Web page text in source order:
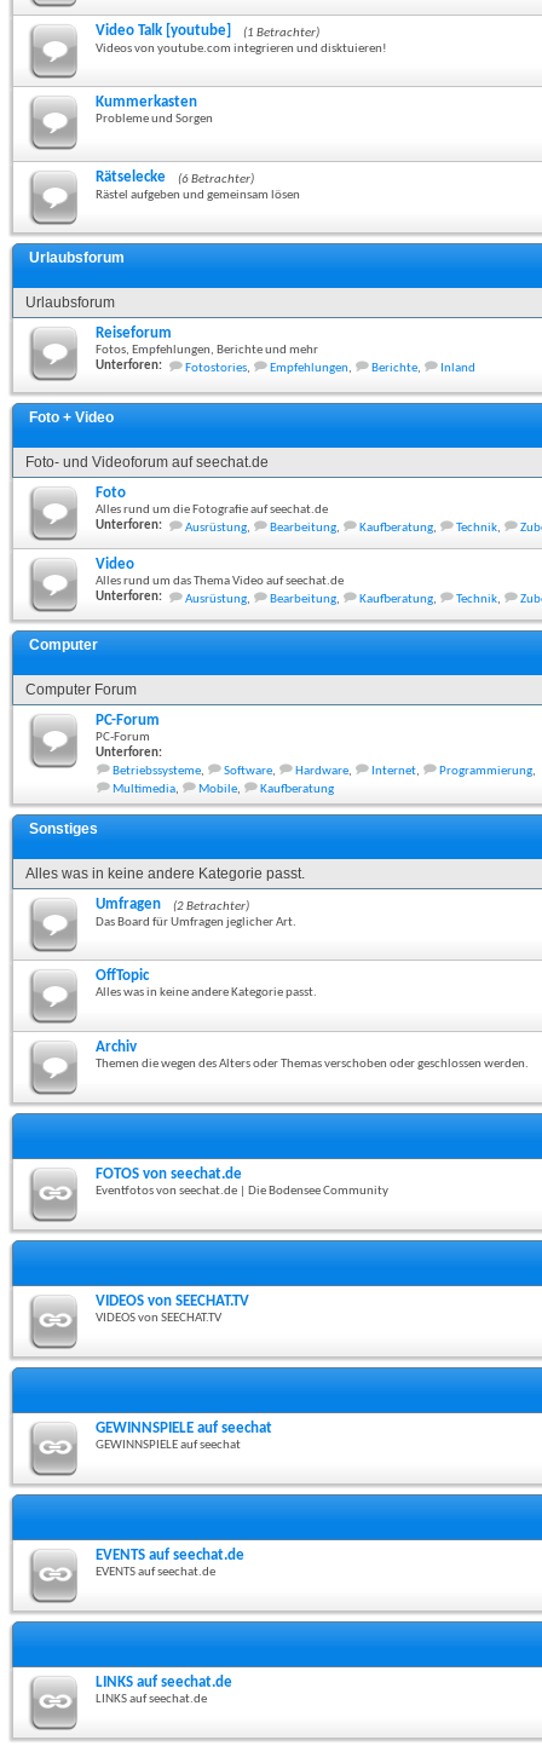
Video Talk [youtube]
(1 Betrachter)
Videos von youtube.com integrieren und disktuieren!
Kummerkasten
Probleme und Sorgen
Rätselecke
(6 Betrachter)
Rästel aufgeben und gemeinsam lösen
Urlaubsforum
Urlaubsforum
Reiseforum
Fotos, Empfehlungen, Berichte und mehr
Unterforen:
Fotostories, Empfehlungen, Berichte, Inland
Foto + Video
Foto- und Videoforum auf seechat.de
Foto
Alles rund um die Fotografie auf seechat.de
Unterforen:
Ausrüstung, Bearbeitung, Kaufberatung, Technik,
Video
Alles rund um das Thema Video auf seechat.de
Unterforen:
Ausrüstung, Bearbeitung, Kaufberatung, Technik,
Computer
Computer Forum
PC-Forum
PC-Forum
Unterforen:
Betriebssysteme, Software, Hardware, Internet, Programmierung,
Multimedia, Mobile, Kaufberatung
Sonstiges
Alles was in keine andere Kategorie passt.
Umfragen
(2 Betrachter)
Das Board für Umfragen jeglicher Art.
OffTopic
Alles was in keine andere Kategorie passt.
Archiv
Themen die wegen des Alters oder Themas verschoben oder geschlossen werden.
FOTOS von seechat.de
Eventfotos von seechat.de | Die Bodensee Community
VIDEOS von SEECHAT.TV
VIDEOS von SEECHAT.TV
GEWINNSPIELE auf seechat
GEWINNSPIELE auf seechat
EVENTS auf seechat.de
EVENTS auf seechat.de
LINKS auf seechat.de
LINKS auf seechat.de